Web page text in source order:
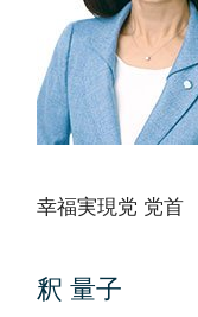
幸福実現党 党首
釈 量子